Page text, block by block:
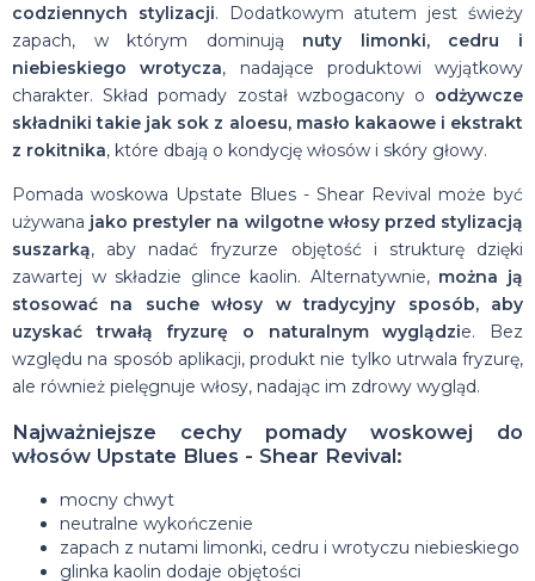
codziennych stylizacji. Dodatkowym atutem jest świeży
zapach, w którym dominują nuty limonki, cedru i
niebieskiego wrotycza, nadające produktowi wyjątkowy
charakter. Skład pomady został wzbogacony o odżywcze
składniki takie jak sok z aloesu, masło kakaowe i ekstrakt
z rokitnika, które dbają o kondycję włosów i skóry głowy.
Pomada woskowa Upstate Blues - Shear Revival może być
używana jako prestyler na wilgotne włosy przed stylizacją
suszarką, aby nadać fryzurze objętość i strukturę dzięki
zawartej w składzie glince kaolin. Alternatywnie, można ją
stosować na suche włosy w tradycyjny sposób, aby
uzyskać trwałą fryzurę o naturalnym wyglądzie. Bez
względu na sposób aplikacji, produkt nie tylko utrwala fryzurę,
ale również pielęgnuje włosy, nadając im zdrowy wygląd.
Najważniejsze cechy pomady woskowej do
włosów Upstate Blues - Shear Revival:
mocny chwyt
neutralne wykończenie
zapach z nutami limonki, cedru i wrotyczu niebieskiego
glinka kaolin dodaje objętości